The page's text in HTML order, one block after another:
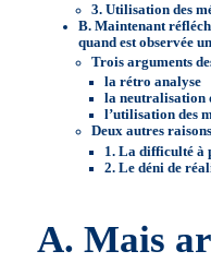
3. Utilisation des
B. Maintenant
quand est observée
Trois arguments
la rétro analyse
la neutralisation
l’utilisation des
Deux autres
1. La difficulté à
2. Le déni de
A. Mais